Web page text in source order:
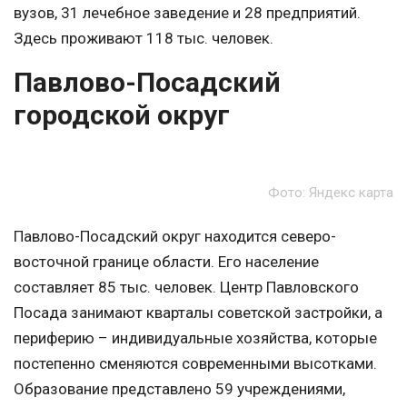
вузов, 31 лечебное заведение и 28 предприятий.
Здесь проживают 118 тыс. человек.
Павлово-Посадский
городской округ
Фото: Яндекс карта
Павлово-Посадский округ находится северо-
восточной границе области. Его население
составляет 85 тыс. человек. Центр Павловского
Посада занимают кварталы советской застройки, а
периферию – индивидуальные хозяйства, которые
постепенно сменяются современными высотками.
Образование представлено 59 учреждениями,